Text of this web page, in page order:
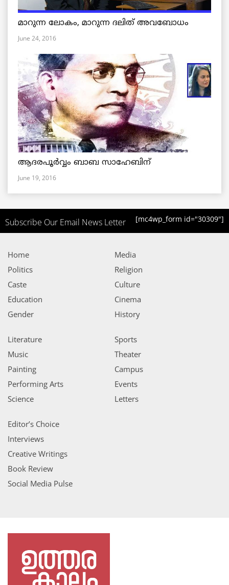
മാറുന്ന ലോകം, മാറുന്ന ദലിത് അവബോധം
June 24, 2016
ആദരപൂര്‍വ്വം ബാബ സാഹേബിന്
June 19, 2016
Subscribe Our Email News Letter [mc4wp_form id="30309"]
Home
Politics
Caste
Education
Gender
Media
Religion
Culture
Cinema
History
Literature
Music
Painting
Performing Arts
Science
Sports
Theater
Campus
Events
Letters
Editor’s Choice
Interviews
Creative Writings
Book Review
Social Media Pulse